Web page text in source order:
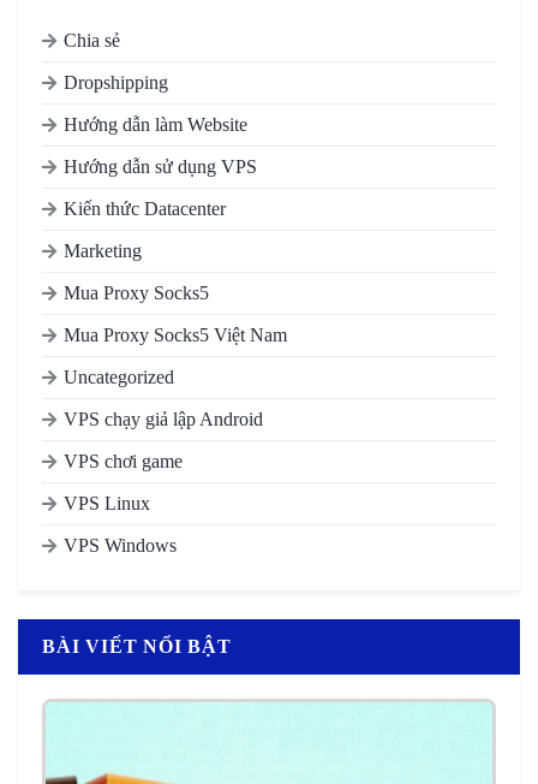
Chia sẻ
Dropshipping
Hướng dẫn làm Website
Hướng dẫn sử dụng VPS
Kiến thức Datacenter
Marketing
Mua Proxy Socks5
Mua Proxy Socks5 Việt Nam
Uncategorized
VPS chạy giả lập Android
VPS chơi game
VPS Linux
VPS Windows
BÀI VIẾT NỔI BẬT